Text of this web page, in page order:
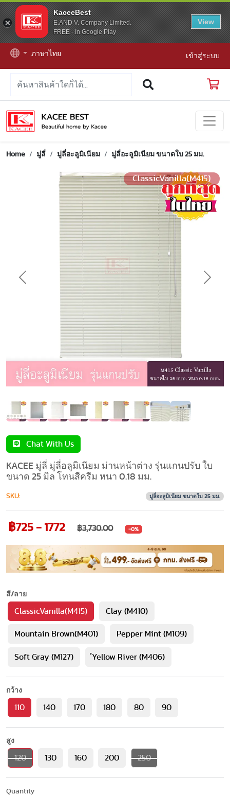
KaceeBest
E.AND V. Company Limited.
FREE - In Google Play
View
ภาษาไทย เข้าสู่ระบบ
Home มู่ลี่ มู่ลี่อะลูมิเนียม มู่ลี่อะลูมิเนียม ขนาดใบ 25 มม.
ClassicVanilla(M415)
Previous Next
Chat With Us
KACEE มู่ลี่ มู่ลี่อลูมิเนียม ม่านหน้าต่าง รุ่นแกนปรับ ใบ
ขนาด 25 มิล โทนสีครีม หนา 0.18 มม.
SKU: มู่ลี่อะลูมิเนียม ขนาดใบ 25 มม.
฿725 - 1772 ฿3,730.00 -0%
สี/ลาย
ClassicVanilla(M415) Clay (M410)
Mountain Brown(M401) Pepper Mint (M109)
Soft Gray (M127) ํYellow River (M406)
กว้าง
110 140 170 180 80 90
สูง
120 130 160 200 250
Quantity